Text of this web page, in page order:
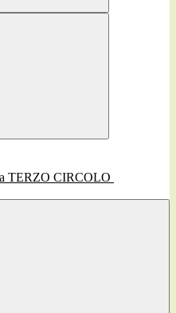
TERZO CIRCOLO